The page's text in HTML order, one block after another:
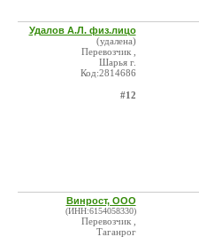
Удалов А.Л. физ.лицо
(удалена)
Перевозчик ,
Шарья г.
Код:2814686
#12
Винрост, ООО
(ИНН:6154058330)
Перевозчик ,
Таганрог